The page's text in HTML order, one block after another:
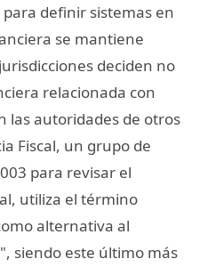
definir sistemas en
se mantiene
deciden no
relacionada con
las autoridades de otros
Fiscal, un grupo de
para revisar el
utiliza el término
alternativa al
siendo este último más